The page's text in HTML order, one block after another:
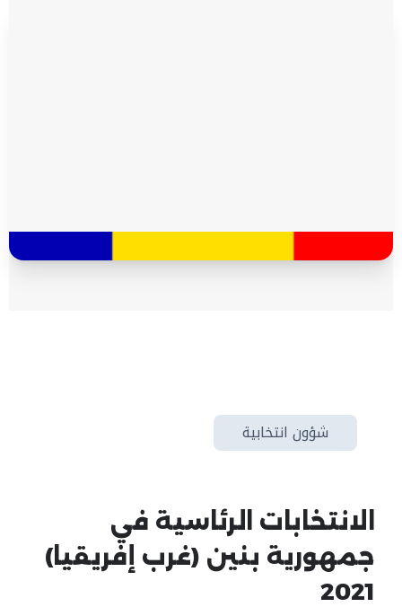
شؤون انتخابية
الانتخابات الرئاسية في
جمهورية بنين (غرب إفريقيا)
2021